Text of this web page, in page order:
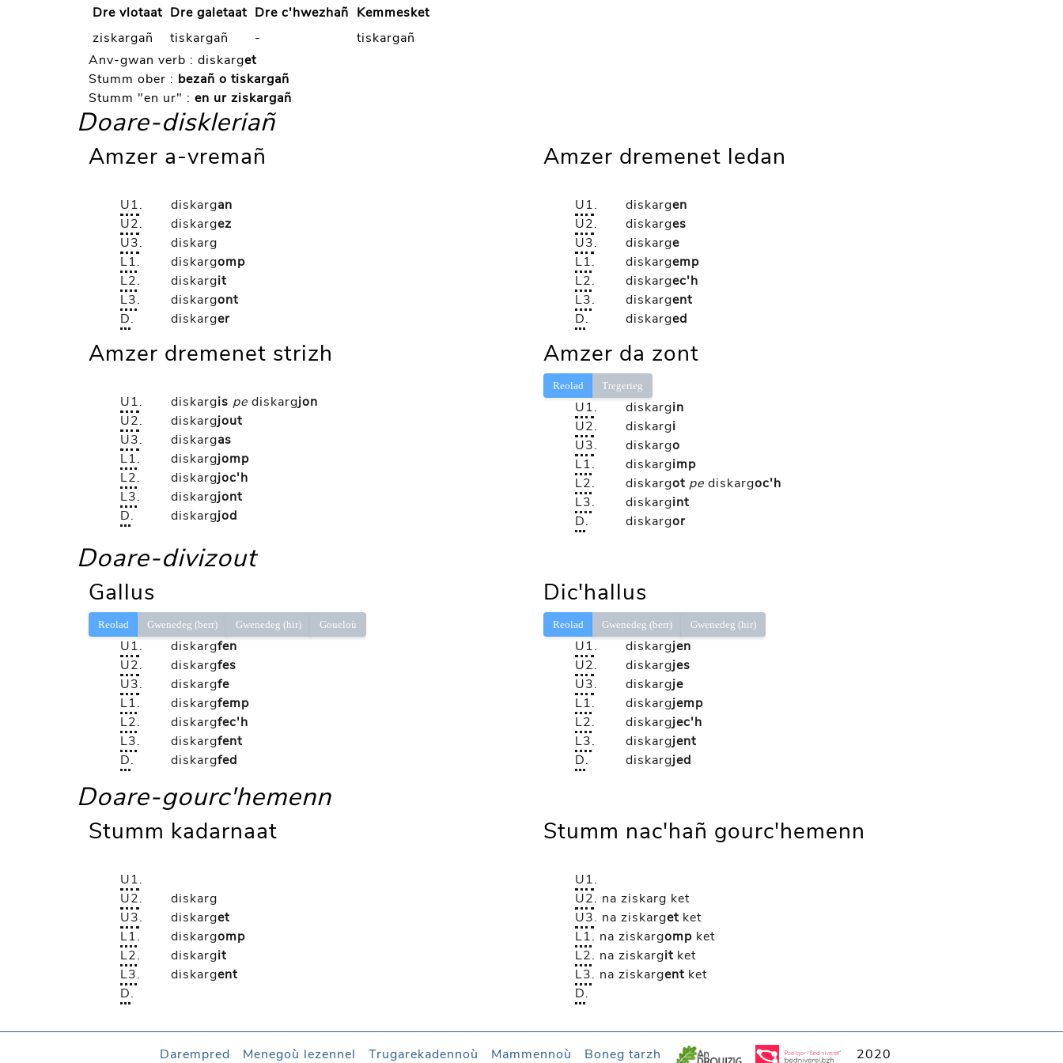
Dre vlotaat Dre galetaat Dre c'hwezhañ Kemmesket
ziskargañ
tiskargañ -
tiskargañ
Anv-gwan verb : diskarget
Stumm ober : bezañ o tiskargañ
Stumm "en ur" : en ur ziskargañ
Doare-diskleriañ
Amzer a-vremañ
U1. diskargan
U2. diskargez
U3.
diskarg
L1. diskargomp
L2. diskargit
L3. diskargont
D. diskarger
Amzer dremenet ledan
U1. diskargen
U2. diskarges
U3. diskarge
L1. diskargemp
L2. diskargec'h
L3. diskargent
D. diskarged
Amzer dremenet strizh
U1. diskargis pe diskargjon
U2. diskargjout
U3. diskargas
L1. diskargjomp
L2. diskargjoc'h
L3. diskargjont
D. diskargjod
Amzer da zont
Reolad Tregerieg
U1. diskargin
U2. diskargi
U3. diskargo
L1. diskargimp
L2. diskargot pe diskargoc'h
L3. diskargint
D. diskargor
Doare-divizout
Gallus
Reolad Gwenedeg (berr) Gwenedeg (hir) Goueloù
U1. diskargfen
U2. diskargfes
U3. diskargfe
L1. diskargfemp
L2. diskargfec'h
L3. diskargfent
D. diskargfed
Dic'hallus
Reolad Gwenedeg (berr) Gwenedeg (hir)
U1. diskargjen
U2. diskargjes
U3. diskargje
L1. diskargjemp
L2. diskargjec'h
L3. diskargjent
D. diskargjed
Doare-gourc'hemenn
Stumm kadarnaat
U1.
U2.
diskarg
U3. diskarget
L1. diskargomp
L2. diskargit
L3. diskargent
D.
Stumm nac'hañ gourc'hemenn
U1.
U2. na ziskarg ket
U3. na ziskarget ket
L1. na ziskargomp ket
L2. na ziskargit ket
L3. na ziskargent ket
D.
Darempred Menegoù lezennel Trugarekadennoù Mammennoù Boneg tarzh 2020